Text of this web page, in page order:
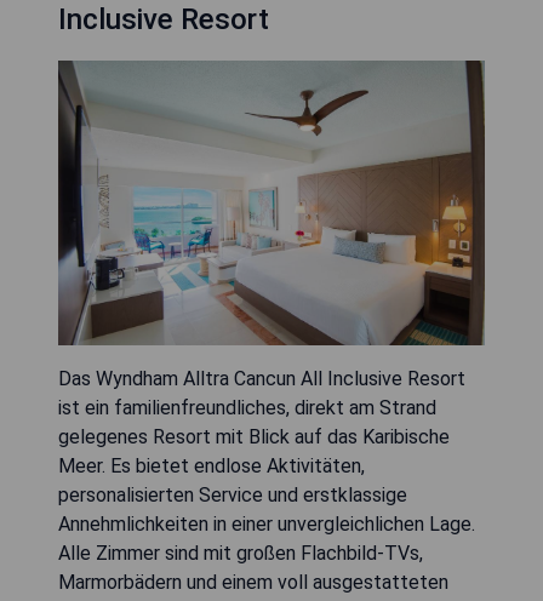
Inclusive Resort
Das Wyndham Alltra Cancun All Inclusive Resort
ist ein familienfreundliches, direkt am Strand
gelegenes Resort mit Blick auf das Karibische
Meer. Es bietet endlose Aktivitäten,
personalisierten Service und erstklassige
Annehmlichkeiten in einer unvergleichlichen Lage.
Alle Zimmer sind mit großen Flachbild-TVs,
Marmorbädern und einem voll ausgestatteten